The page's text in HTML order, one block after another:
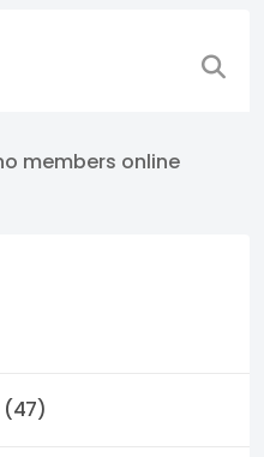
members online
(47)